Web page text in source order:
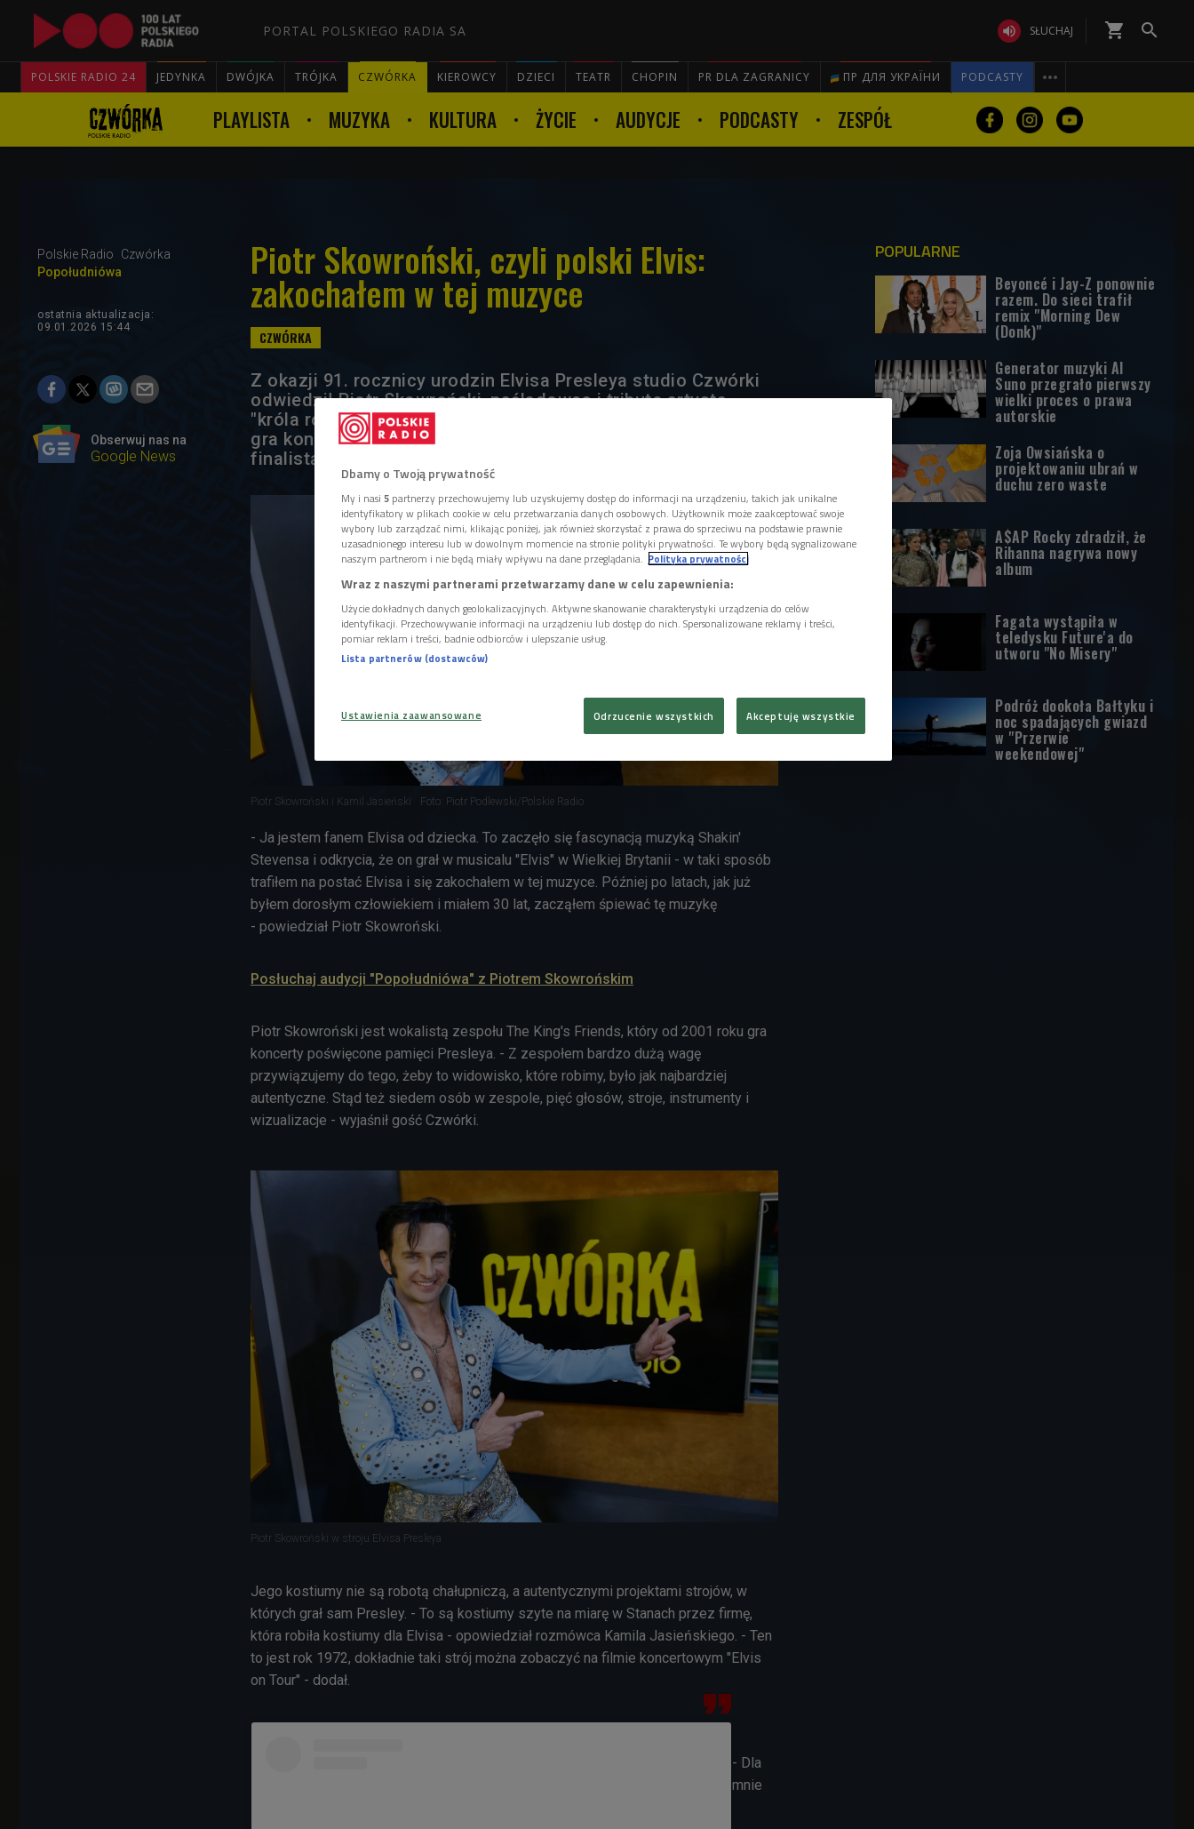
PORTAL POLSKIEGO RADIA SA  SŁUCHAJ shopping_cart 
POLSKIE RADIO 24 JEDYNKA DWÓJKA TRÓJKA CZWÓRKA KIEROWCY DZIECI TEATR CHOPIN PR DLA ZAGRANICY ПР ДЛЯ УКРАЇНИ PODCASTY 

PLAYLISTA MUZYKA KULTURA ŻYCIE AUDYCJE PODCASTY ZESPÓŁ
Polskie Radio
Czwórka
Popołudniówa
Piotr Skowroński, czyli polski Elvis:
zakochałem w tej muzyce
ostatnia aktualizacja:
09.01.2026 15:44
Obserwuj nas na
Google News
Z okazji 91. rocznicy urodzin Elvisa Presleya studio Czwórki
odwiedził Piotr Skowroński, naśladowca i tribute artysta
"króla rock and rolla". Z zespołem The King's Friends od 25 lat
gra koncerty poświęcone Presleyowi, a sam jest także
finalistą mistrzostw Europy w "elwisowaniu".
Piotr Skowroński i Kamil Jasieński Foto: Piotr Podlewski/Polskie Radio
- Ja jestem fanem Elvisa od dziecka. To zaczęło się fascynacją muzyką Shakin'
Stevensa i odkrycia, że on grał w musicalu "Elvis" w Wielkiej Brytanii - w taki sposób
trafiłem na postać Elvisa i się zakochałem w tej muzyce. Później po latach, jak już
byłem dorosłym człowiekiem i miałem 30 lat, zacząłem śpiewać tę muzykę
- powiedział Piotr Skowroński.
Posłuchaj audycji "Popołudniówa" z Piotrem Skowrońskim
Piotr Skowroński jest wokalistą zespołu The King's Friends, który od 2001 roku gra
koncerty poświęcone pamięci Presleya. - Z zespołem bardzo dużą wagę
przywiązujemy do tego, żeby to widowisko, które robimy, było jak najbardziej
autentyczne. Stąd też siedem osób w zespole, pięć głosów, stroje, instrumenty i
wizualizacje - wyjaśnił gość Czwórki.
Piotr Skowroński w stroju Elvisa Presleya
Jego kostiumy nie są robotą chałupniczą, a autentycznymi projektami strojów, w
których grał sam Presley. - To są kostiumy szyte na miarę w Stanach przez firmę,
która robiła kostiumy dla Elvisa - opowiedział rozmówca Kamila Jasieńskiego. - Ten
to jest rok 1972, dokładnie taki strój można zobaczyć na filmie koncertowym "Elvis
on Tour" - dodał.
- Dla
mnie
POPULARNE
Beyoncé i Jay-Z ponownie
razem. Do sieci trafił
remix "Morning Dew
(Donk)"
Generator muzyki AI
Suno przegrało pierwszy
wielki proces o prawa
autorskie
Zoja Owsiańska o
projektowaniu ubrań w
duchu zero waste
A$AP Rocky zdradził, że
Rihanna nagrywa nowy
album
Fagata wystąpiła w
teledysku Future'a do
utworu "No Misery"
Podróż dookoła Bałtyku i
noc spadających gwiazd
w "Przerwie
weekendowej"
Dbamy o Twoją prywatność
My i nasi 5 partnerzy przechowujemy lub uzyskujemy dostęp do informacji na urządzeniu, takich jak unikalne
identyfikatory w plikach cookie w celu przetwarzania danych osobowych. Użytkownik może zaakceptować swoje
wybory lub zarządzać nimi, klikając poniżej, jak również skorzystać z prawa do sprzeciwu na podstawie prawnie
uzasadnionego interesu lub w dowolnym momencie na stronie polityki prywatności. Te wybory będą sygnalizowane
naszym partnerom i nie będą miały wpływu na dane przeglądania. Polityka prywatności
Wraz z naszymi partnerami przetwarzamy dane w celu zapewnienia:
Użycie dokładnych danych geolokalizacyjnych. Aktywne skanowanie charakterystyki urządzenia do celów
identyfikacji. Przechowywanie informacji na urządzeniu lub dostęp do nich. Spersonalizowane reklamy i treści,
pomiar reklam i treści, badnie odbiorców i ulepszanie usług.
Lista partnerów (dostawców)
Ustawienia zaawansowane Odrzucenie wszystkich Akceptuję wszystkie